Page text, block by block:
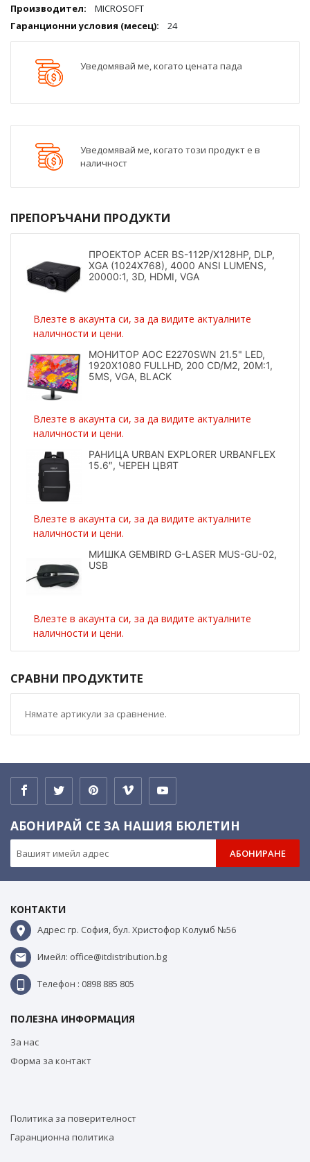
Повече
информация
qqq
MICROSOFT
24
Уведомявай ме, когато цената пада
Уведомявай ме, когато този продукт е в
наличност
ПРЕПОРЪЧАНИ ПРОДУКТИ
ПРОЕКТОР ACER BS-112P/X128HP, DLP,
XGA (1024X768), 4000 ANSI LUMENS,
20000:1, 3D, HDMI, VGA
Влезте в акаунта си, за да видите актуалните
наличности и цени.
МОНИТОР AOC E2270SWN 21.5" LED,
1920X1080 FULLHD, 200 CD/M2, 20M:1,
5MS, VGA, BLACK
Влезте в акаунта си, за да видите актуалните
наличности и цени.
РАНИЦА URBAN EXPLORER URBANFLEX
15.6″, ЧЕРЕН ЦВЯТ
Влезте в акаунта си, за да видите актуалните
наличности и цени.
МИШКА GEMBIRD G-LASER MUS-GU-02,
USB
Влезте в акаунта си, за да видите актуалните
наличности и цени.
СРАВНИ ПРОДУКТИТЕ
Нямате артикули за сравнение.
АБОНИРАЙ СЕ ЗА НАШИЯ БЮЛЕТИН
АБОНИРАНЕ
КОНТАКТИ
Адрес: гр. София, бул. Христофор Колумб №56
Имейл: office@itdistribution.bg
Телефон : 0898 885 805
ПОЛЕЗНА ИНФОРМАЦИЯ
За нас
Форма за контакт
Политика за поверителност
Гаранционна политика